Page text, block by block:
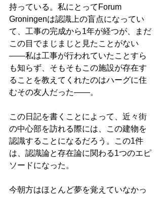
持っている。私にとってForum
Groningenは認識上の盲点になってい
て、工事の完成から1年が経つが、まだ
この目でまじまじと見たことがない
——私は工事が行われていたことすら
も知らず、そもそもこの施設が存在す
ることを教えてくれたのはハーグに住
むその友人だった——。
この日記を書くことによって、近々街
の中心部を訪れる際には、この建物を
認識することになるだろう。この1件
は、認識論と存在論に関わる1つのエピ
ソードになった。
今朝方はほとんど夢を覚えていなかっ